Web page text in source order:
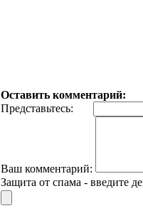
Оставить комментарий:
Представьтесь:
Ваш комментарий:
Защита от спама - введите